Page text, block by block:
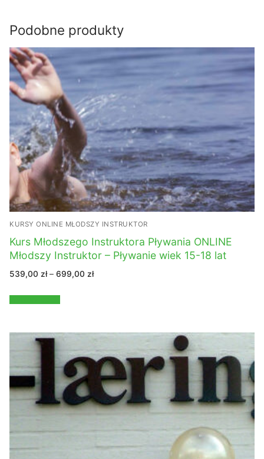
Podobne produkty
KURSY ONLINE MŁODSZY INSTRUKTOR
Kurs Młodszego Instruktora Pływania ONLINE
Młodszy Instruktor – Pływanie wiek 15-18 lat
539,00 zł – 699,00 złZakres